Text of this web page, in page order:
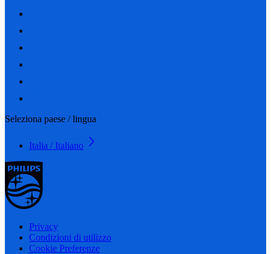
Seleziona paese / lingua
Italia / Italiano
Privacy
Condizioni di utilizzo
Cookie Preferenze